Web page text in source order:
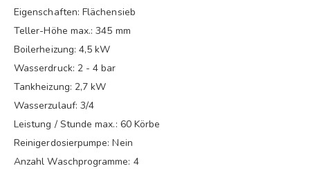
Eigenschaften: Flächensieb
Teller-Höhe max.: 345 mm
Boilerheizung: 4,5 kW
Wasserdruck: 2 - 4 bar
Tankheizung: 2,7 kW
Wasserzulauf: 3/4
Leistung / Stunde max.: 60 Körbe
Reinigerdosierpumpe: Nein
Anzahl Waschprogramme: 4